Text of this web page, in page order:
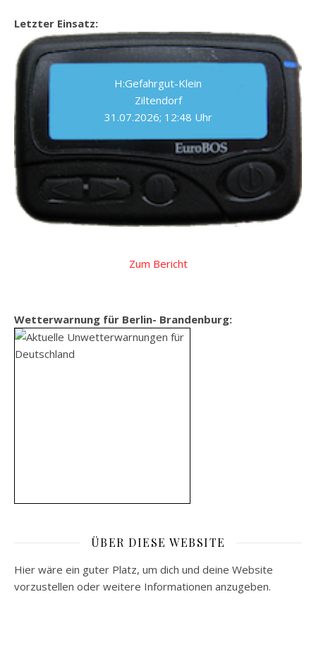
Letzter Einsatz:
H:Gefahrgut-Klein
Ziltendorf
31.07.2026; 12:48 Uhr
Zum Bericht
Wetterwarnung für Berlin- Brandenburg:
ÜBER DIESE WEBSITE
Hier wäre ein guter Platz, um dich und deine Website
vorzustellen oder weitere Informationen anzugeben.